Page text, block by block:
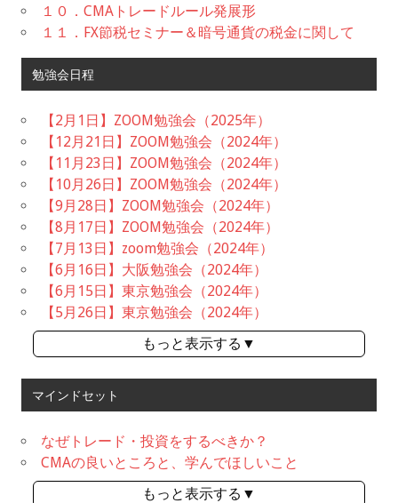
１０．CMAトレードルール発展形
１１．FX節税セミナー＆暗号通貨の税金に関して
勉強会日程
【2月1日】ZOOM勉強会（2025年）
【12月21日】ZOOM勉強会（2024年）
【11月23日】ZOOM勉強会（2024年）
【10月26日】ZOOM勉強会（2024年）
【9月28日】ZOOM勉強会（2024年）
【8月17日】ZOOM勉強会（2024年）
【7月13日】zoom勉強会（2024年）
【6月16日】大阪勉強会（2024年）
【6月15日】東京勉強会（2024年）
【5月26日】東京勉強会（2024年）
もっと表示する▼
マインドセット
なぜトレード・投資をするべきか？
CMAの良いところと、学んでほしいこと
もっと表示する▼